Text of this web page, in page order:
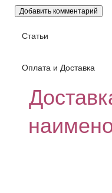
Статьи
Оплата и Доставка